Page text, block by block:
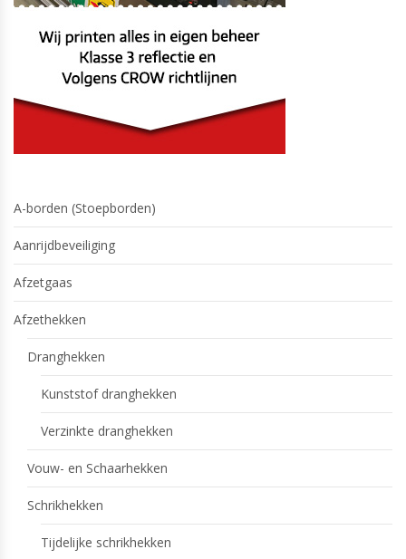
A-borden (Stoepborden)
Aanrijdbeveiliging
Afzetgaas
Afzethekken
Dranghekken
Kunststof dranghekken
Verzinkte dranghekken
Vouw- en Schaarhekken
Schrikhekken
Tijdelijke schrikhekken